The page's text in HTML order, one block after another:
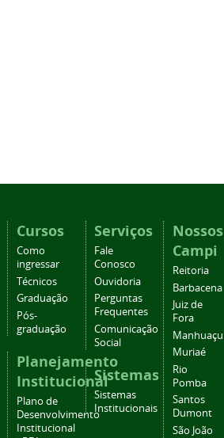
Cursos
Como
ingressar
Técnicos
Graduação
Pós-
graduação
Planejamento
Institucional
Plano de
Desenvolvimento
Institucional
Serviços
Fale
Conosco
Ouvidoria
Perguntas
Frequentes
Comunicação
Social
Sistemas
Sistemas
Institucionais
Nossos
Campi
Reitoria
Barbacena
Juiz de
Fora
Manhuaçu
Muriaé
Rio
Pomba
Santos
Dumont
São João